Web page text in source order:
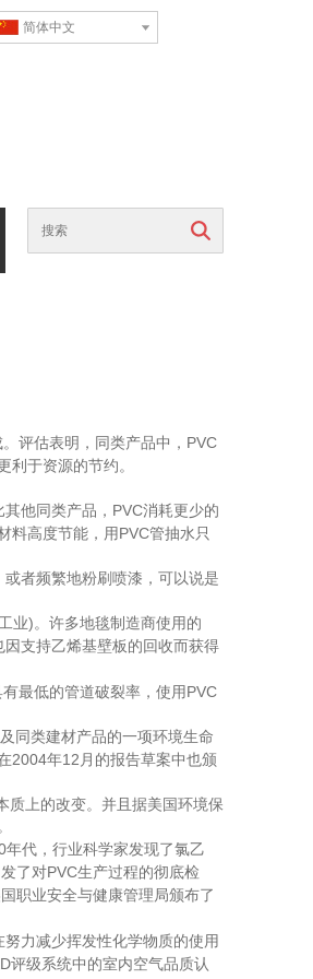
简体中文
评估表明，同类产品中， PVC
利于资源的节约。
他同类产品， PVC消耗更少的
料高度节能，用PVC管抽水只
者频繁地粉刷喷漆，可以说是
业)。许多地毯制造商使用的
支持乙烯基壁板的回收而获得
最低的管道破裂率，使用 PVC
及同类建材产品的一项环境生命
2004年12 月的报告草案中也颁
质上的改变。并且据美国环境保
年代，行业科学家发现了氯乙
了对PVC生产过程的彻底检
职业安全与健康管理局颁布了
力减少挥发性化学物质的使用
评级系统中的室内空气品质认